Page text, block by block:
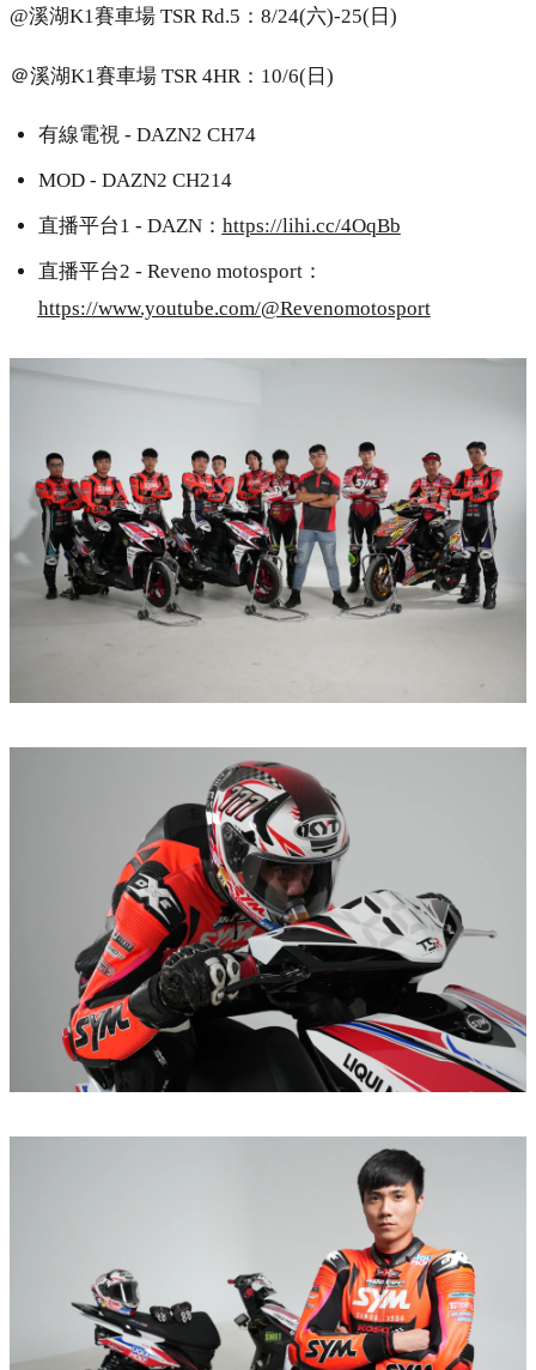
@溪湖K1賽車場 TSR Rd.5：8/24(六)-25(日)
＠溪湖K1賽車場 TSR 4HR：10/6(日)
有線電視 - DAZN2 CH74
MOD - DAZN2 CH214
直播平台1 - DAZN： https://lihi.cc/4OqBb
直播平台2 - Reveno motosport：
https://www.youtube.com/@Revenomotosport